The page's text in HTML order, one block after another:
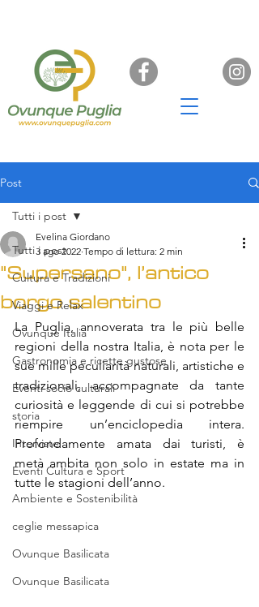
Post
Tutti i post
Cultura e Tradizioni
Viaggi e Relax
Ovunque Italia
Gastronomia e ricette gustose
Eventi socio culturali
storia
Interviste
Eventi Cultura e Sport
Ambiente e Sostenibilità
ceglie messapica
Ovunque Basilicata
Ovunque Basilicata
Tutti i post
"Supersano", l’antico
borgo salentino
Evelina Giordano
3 ago 2022 Tempo di lettura: 2 min
La Puglia, annoverata tra le più belle
regioni della nostra Italia, è nota per le
sue mille peculiarità naturali, artistiche e
tradizionali, accompagnate da tante
curiosità e leggende di cui si potrebbe
riempire un’enciclopedia intera.
Profondamente amata dai turisti, è
metà ambita non solo in estate ma in
tutte le stagioni dell’anno.